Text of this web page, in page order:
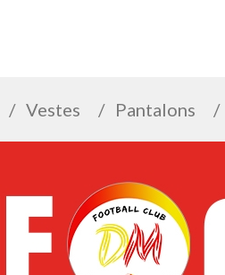
Vestes Pantalons